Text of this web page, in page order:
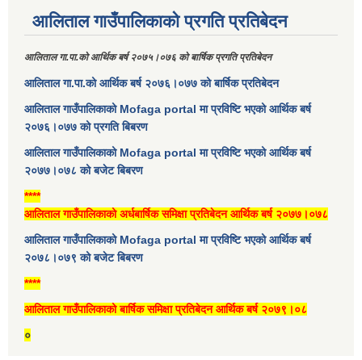
आलिताल गाउँपालिकाको प्रगति प्रतिबेदन
आलिताल गा.पा.को आर्थिक बर्ष २०७५।०७६ को बार्षिक प्रगति प्रतिबेदन
आलिताल गा.पा.को आर्थिक बर्ष २०७६।०७७ को बार्षिक प्रतिबेदन
आलिताल गाउँपालिकाको Mofaga portal मा प्रविष्टि भएको आर्थिक बर्ष
२०७६।०७७ को प्रगति बिबरण
आलिताल गाउँपालिकाको Mofaga portal मा प्रविष्टि भएको आर्थिक बर्ष
२०७७।०७८ को बजेट बिबरण
****
आलिताल गाउँपालिकाको अर्धबार्षिक समिक्षा प्रतिबेदन आर्थिक बर्ष २०७७।०७८
आलिताल गाउँपालिकाको Mofaga portal मा प्रविष्टि भएको आर्थिक बर्ष
२०७८।०७९ को बजेट बिबरण
****
आलिताल गाउँपालिकाको बार्षिक समिक्षा प्रतिबेदन आर्थिक बर्ष २०७९।०८
०